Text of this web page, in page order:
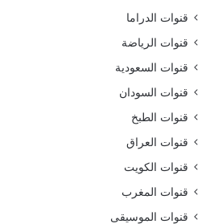
قنوات الدراما
قنوات الرياضة
قنوات السعودية
قنوات السودان
قنوات الطبخ
قنوات العراق
قنوات الكويت
قنوات المغرب
قنوات الموسيقى